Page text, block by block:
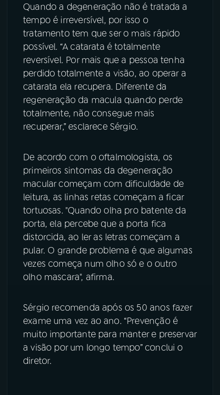
Quando a degeneração não é tratada a
tempo é irreversível, por isso o
tratamento tem que ser o mais rápido
possível. “A catarata é totalmente
reversível. Por mais que a pessoa tenha
perdido totalmente a visão, ao operar a
catarata ela recupera. Diferente da
regeneração da macula quando perde
totalmente, não consegue mais
recuperar,” esclarece Sérgio.
De acordo com o oftalmologista, os
primeiros sintomas da degeneração
macular começam com dificuldade de
leitura, as linhas retas começam a ficar
tortuosas. "Quando olha pro batente da
porta, ela percebe que a porta fica
distorcida, ao ler as letras começam a
pular. O grande problema é que algumas
vezes começa num olho só e o outro
olho mascara", afirma.
Sérgio recomenda após os 50 anos fazer
exame uma vez ao ano. “Prevenção é
muito importante para manter e preservar
a visão por um longo tempo” conclui o
diretor.